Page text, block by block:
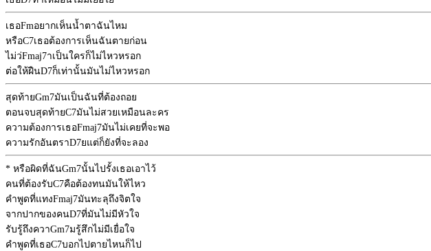
เธอFmอยากเห็นน้ำตาฉันไหม
หรือC7เธอต้องการเห็นฉันตายก่อน
ไม่ว่Fmaj7าเป็นใครก็ไม่ไหวหรอก
ต่อให้ฝืนD7ก็เท่านั้นมันไม่ไหวหรอก
สุดท้ายGm7มันเป็นฉันที่ต้องถอย
ตอนจบสุดท้ายC7มันไม่สวยเหมือนละคร
ความต้องการเธอFmaj7มันไม่เคยที่จะพอ
ความรักอันตราD7ยแต่ก็ยังที่จะลอง
* หรือผิดที่ฉันGm7นั้นไปรั้งเธอเอาไว้
คนที่ต้องรับC7คือต้องทนมันให้ไหว
คำพูดที่แทงFmaj7มันทะลุถึงจิตใจ
จากปากของคนD7ที่มันไม่มีหัวใจ
รับรู้ถึงควาGm7มรู้สึกไม่มีเยื่อใจ
คำพูดที่เธอC7บอกไปตายไหนก็ไป